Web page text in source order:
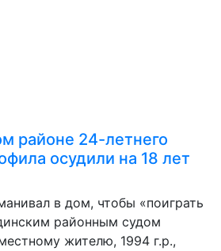
районе 24-летнего
осудили на 18 лет
в дом, чтобы «поиграть
районным судом
жителю, 1994 г.р.,